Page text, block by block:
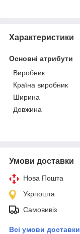
Характеристики
Основні атрибути
Виробник
Країна виробник
Ширина
Довжина
Умови доставки
Нова Пошта
Укрпошта
Самовивіз
Всі умови доставки